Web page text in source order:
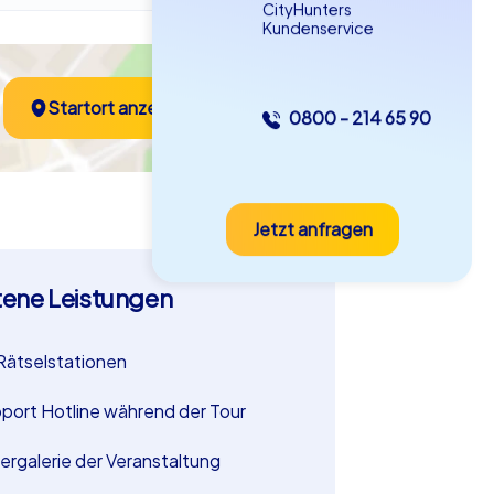
Startort anzeigen
Leistungen
Hotline während der Tour
der Veranstaltung
CityHunters
Kundenservice
0800 - 214 65 90
Jetzt anfragen